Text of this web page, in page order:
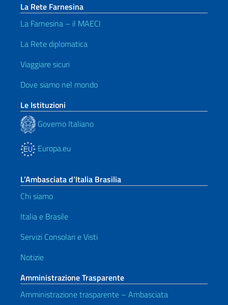
La Rete Farnesina
La Farnesina – il MAECI
La Rete diplomatica
Viaggiare sicuri
Dove siamo nel mondo
Le Istituzioni
Governo Italiano
Europa.eu
L’Ambasciata d’Italia Brasilia
Chi siamo
Italia e Brasile
Servizi Consolari e Visti
Notizie
Amministrazione Trasparente
Amministrazione trasparente – Ambasciata